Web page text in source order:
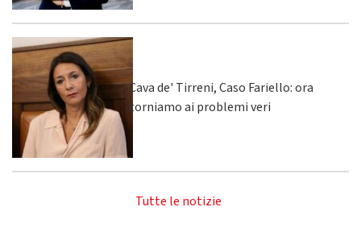
Cava de' Tirreni, Caso Fariello: ora
torniamo ai problemi veri
Tutte le notizie